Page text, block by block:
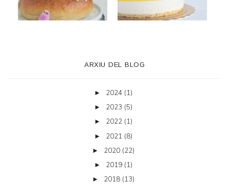
ARXIU DEL BLOG
► 2024 (1)
► 2023 (5)
► 2022 (1)
► 2021 (8)
► 2020 (22)
► 2019 (1)
► 2018 (13)